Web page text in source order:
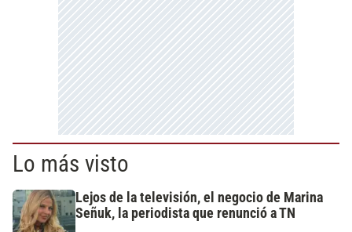
Lo más visto
Lejos de la televisión, el negocio de Marina
Señuk, la periodista que renunció a TN